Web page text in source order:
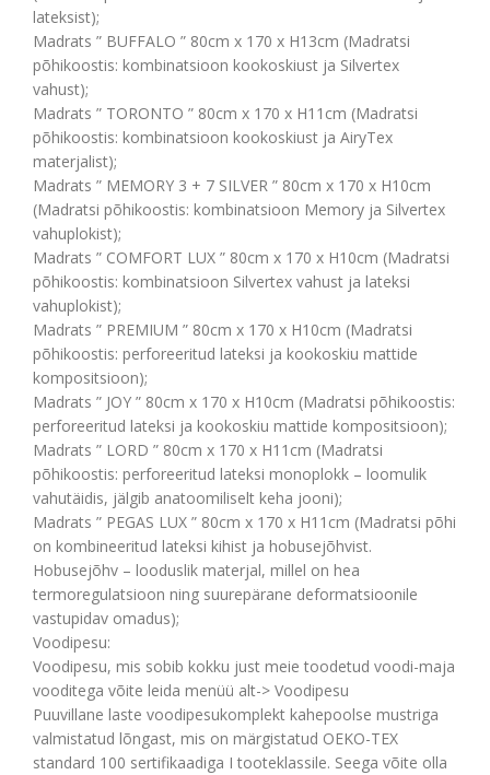
lateksist);
Madrats ” BUFFALO ” 80cm x 170 x H13cm (Madratsi
põhikoostis: kombinatsioon kookoskiust ja Silvertex
vahust);
Madrats ” TORONTO ” 80cm x 170 x H11cm (Madratsi
põhikoostis: kombinatsioon kookoskiust ja AiryTex
materjalist);
Madrats ” MEMORY 3 + 7 SILVER ” 80cm x 170 x H10cm
(Madratsi põhikoostis: kombinatsioon Memory ja Silvertex
vahuplokist);
Madrats ” COMFORT LUX ” 80cm x 170 x H10cm (Madratsi
põhikoostis: kombinatsioon Silvertex vahust ja lateksi
vahuplokist);
Madrats ” PREMIUM ” 80cm x 170 x H10cm (Madratsi
põhikoostis: perforeeritud lateksi ja kookoskiu mattide
kompositsioon);
Madrats ” JOY ” 80cm x 170 x H10cm (Madratsi põhikoostis:
perforeeritud lateksi ja kookoskiu mattide kompositsioon);
Madrats ” LORD ” 80cm x 170 x H11cm (Madratsi
põhikoostis: perforeeritud lateksi monoplokk – loomulik
vahutäidis, jälgib anatoomiliselt keha jooni);
Madrats ” PEGAS LUX ” 80cm x 170 x H11cm (Madratsi põhi
on kombineeritud lateksi kihist ja hobusejõhvist.
Hobusejõhv – looduslik materjal, millel on hea
termoregulatsioon ning suurepärane deformatsioonile
vastupidav omadus);
Voodipesu:
Voodipesu, mis sobib kokku just meie toodetud voodi-maja
vooditega võite leida menüü alt-> Voodipesu
Puuvillane laste voodipesukomplekt kahepoolse mustriga
valmistatud lõngast, mis on märgistatud OEKO-TEX
standard 100 sertifikaadiga I tooteklassile. Seega võite olla